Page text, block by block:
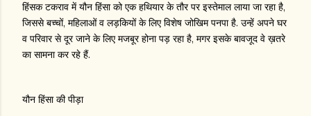
हिंसक टकराव में यौन हिंसा को एक हथियार के तौर पर इस्तेमाल लाया जा रहा है,
जिससे बच्चों, महिलाओं व लड़कियों के लिए विशेष जोखिम पनपा है. उन्हें अपने घर
व परिवार से दूर जाने के लिए मजबूर होना पड़ रहा है, मगर इसके बावजूद वे ख़तरे
का सामना कर रहे हैं.
यौन हिंसा की पीड़ा